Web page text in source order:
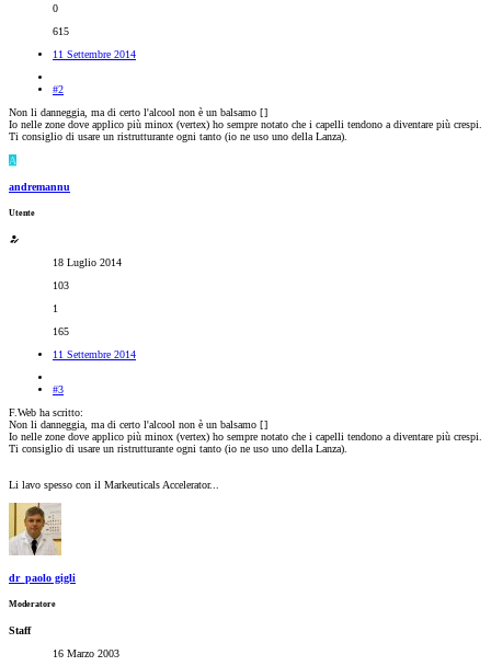
0
615
11 Settembre 2014
#2
Non li danneggia, ma di certo l'alcool non è un balsamo []
Io nelle zone dove applico più minox (vertex) ho sempre notato che i capelli tendono a diventare più crespi.
Ti consiglio di usare un ristrutturante ogni tanto (io ne uso uno della Lanza).
A
andremannu
Utente
18 Luglio 2014
103
1
165
11 Settembre 2014
#3
F.Web ha scritto:
Non li danneggia, ma di certo l'alcool non è un balsamo []
Io nelle zone dove applico più minox (vertex) ho sempre notato che i capelli tendono a diventare più crespi.
Ti consiglio di usare un ristrutturante ogni tanto (io ne uso uno della Lanza).
Li lavo spesso con il Markeuticals Accelerator...
dr_paolo gigli
Moderatore
Staff
16 Marzo 2003